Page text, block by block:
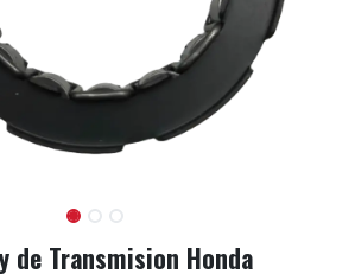
de Transmision Honda